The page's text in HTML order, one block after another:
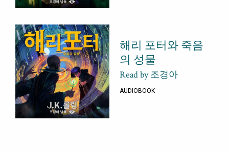
해리 포터와 죽음
의 성물
Read by 조경아
AUDIOBOOK